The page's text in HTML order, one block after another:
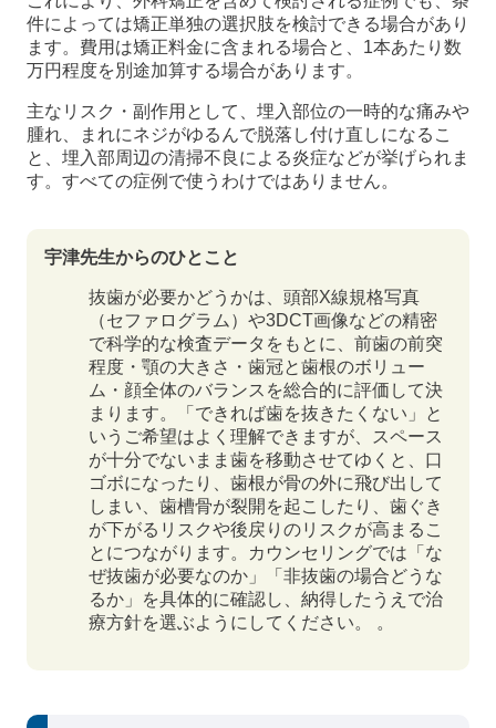
件によっては矯正単独の選択肢を検討できる場合があり
ます。費用は矯正料金に含まれる場合と、1本あたり数
万円程度を別途加算する場合があります。
主なリスク・副作用として、埋入部位の一時的な痛みや
腫れ、まれにネジがゆるんで脱落し付け直しになるこ
と、埋入部周辺の清掃不良による炎症などが挙げられま
す。すべての症例で使うわけではありません。
宇津先生からのひとこと
抜歯が必要かどうかは、頭部X線規格写真
（セファログラム）や3DCT画像などの精密
で科学的な検査データをもとに、前歯の前突
程度・顎の大きさ・歯冠と歯根のボリュー
ム・顔全体のバランスを総合的に評価して決
まります。「できれば歯を抜きたくない」と
いうご希望はよく理解できますが、スペース
が十分でないまま歯を移動させてゆくと、口
ゴボになったり、歯根が骨の外に飛び出して
しまい、歯槽骨が裂開を起こしたり、歯ぐき
が下がるリスクや後戻りのリスクが高まるこ
とにつながります。カウンセリングでは「な
ぜ抜歯が必要なのか」「非抜歯の場合どうな
るか」を具体的に確認し、納得したうえで治
療方針を選ぶようにしてください。 。